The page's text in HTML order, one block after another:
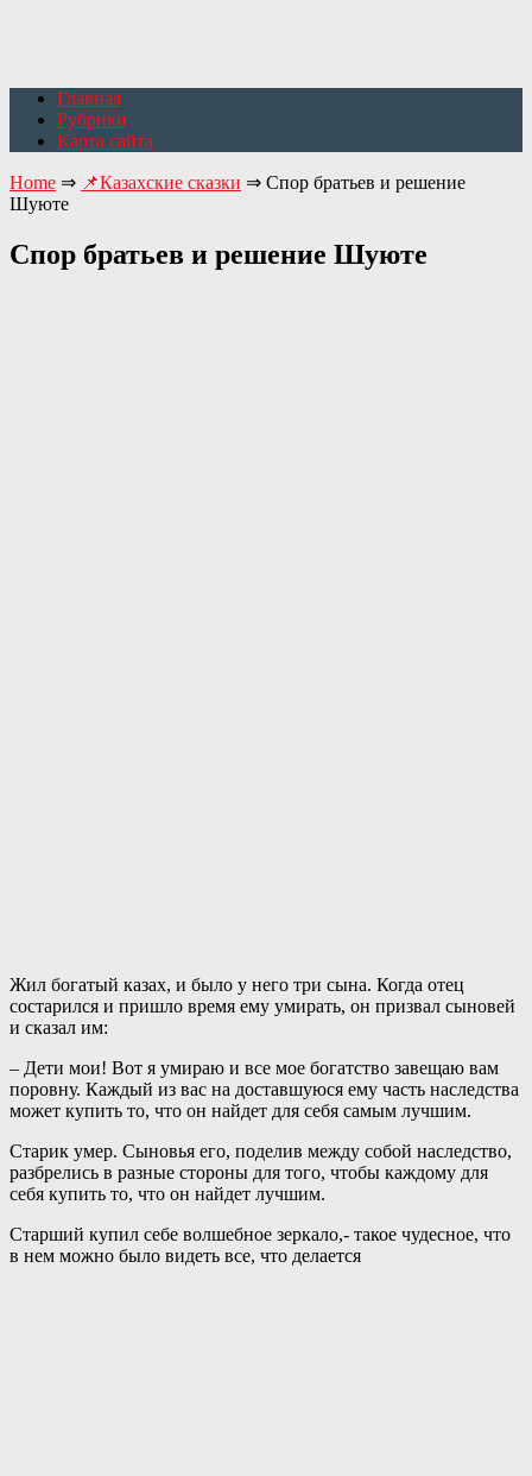
Главная
Рубрики
Карта сайта
Home ⇒ 📌Казахские сказки ⇒ Спор братьев и решение
Шуюте
Спор братьев и решение Шуюте
Жил богатый казах, и было у него три сына. Когда отец
состарился и пришло время ему умирать, он призвал сыновей
и сказал им:
– Дети мои! Вот я умираю и все мое богатство завещаю вам
поровну. Каждый из вас на доставшуюся ему часть наследства
может купить то, что он найдет для себя самым лучшим.
Старик умер. Сыновья его, поделив между собой наследство,
разбрелись в разные стороны для того, чтобы каждому для
себя купить то, что он найдет лучшим.
Старший купил себе волшебное зеркало,- такое чудесное, что
в нем можно было видеть все, что делается